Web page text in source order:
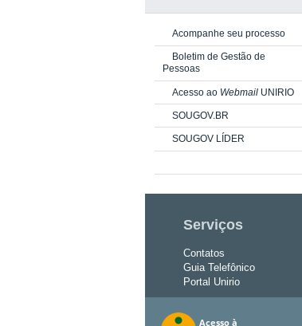
Acompanhe seu processo
Boletim de Gestão de
Pessoas
Acesso ao Webmail UNIRIO
SOUGOV.BR
SOUGOV LÍDER
Serviços
Contatos
Guia Telefônico
Portal Unirio